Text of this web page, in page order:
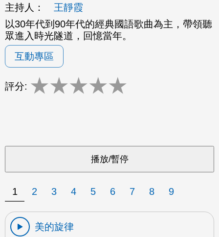
主持人：
王靜霞
以30年代到90年代的經典國語歌曲為主，帶領聽
眾進入時光隧道，回憶當年。
互動專區
評分: ★★★★★
1 2 3 4 5 6 7 8 9
美的旋律